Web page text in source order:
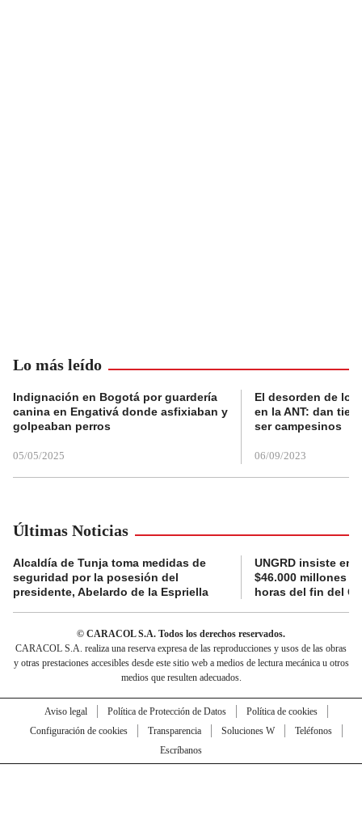
Lo más leído
Indignación en Bogotá por guardería
canina en Engativá donde asfixiaban y
golpeaban perros
05/05/2025
El desorden de
en la ANT: dan
ser campesinos
06/09/2023
Últimas Noticias
Alcaldía de Tunja toma medidas de
seguridad por la posesión del
presidente, Abelardo de la Espriella
UNGRD insiste en
$46.000 millones
horas del fin del
© CARACOL S.A. Todos los derechos reservados.
CARACOL S.A. realiza una reserva expresa de las reproducciones y usos de las obras
y otras prestaciones accesibles desde este sitio web a medios de lectura mecánica u otros
medios que resulten adecuados.
Aviso legal Política de Protección de Datos
Política de cookies
Configuración de cookies
Transparencia Soluciones W
Teléfonos
Escríbanos